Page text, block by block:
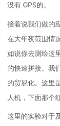
没有 GPS的。
接着说我们做的
在大年夜范围情
如说你去测绘这
的快速拼接。我
的贸易化。这里
人机，下面那个
这里的实验对于